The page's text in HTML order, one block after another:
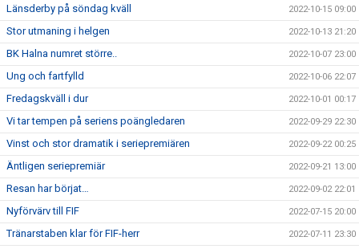
Länsderby på söndag kväll 2022-10-15 09:00
Stor utmaning i helgen 2022-10-13 21:20
BK Halna numret större.. 2022-10-07 23:00
Ung och fartfylld 2022-10-06 22:07
Fredagskväll i dur 2022-10-01 00:17
Vi tar tempen på seriens poängledaren 2022-09-29 22:30
Vinst och stor dramatik i seriepremiären 2022-09-22 00:25
Äntligen seriepremiär 2022-09-21 13:00
Resan har börjat… 2022-09-02 22:01
Nyförvärv till FIF 2022-07-15 20:00
Tränarstaben klar för FIF-herr 2022-07-11 23:30